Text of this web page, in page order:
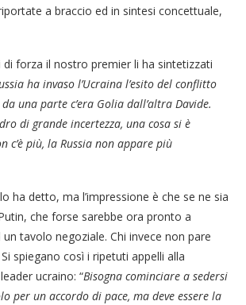
a braccio ed in sintesi concettuale,
forza il nostro premier li ha sintetizzati
ha invaso l’Ucraina l’esito del conflitto
una parte c’era Golia dall’altra Davide.
di grande incertezza, una cosa si è
c’è più, la Russia non appare più
ha detto, ma l’impressione è che se ne sia
che forse sarebbe ora pronto a
tavolo negoziale. Chi invece non pare
spiegano così i ripetuti appelli alla
ucraino: “Bisogna cominciare a sedersi
per un accordo di pace, ma deve essere la